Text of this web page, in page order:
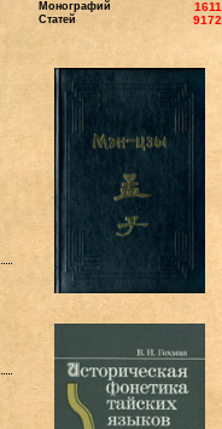
Монографий 1611
Статей 9172